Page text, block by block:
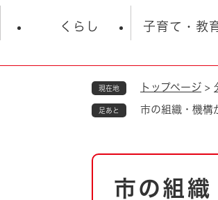
くらし
ごみ・衛生・動物
防災・防犯
子育て・教
学校
現在地 トップページ >
足あと 市の組織・機構
本
市の組織